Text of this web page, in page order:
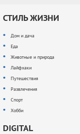
СТИЛЬ ЖИЗНИ
Дом и дача
Еда
Животные и природа
Лайфхаки
Путешествия
Развлечения
Спорт
Хобби
DIGITAL